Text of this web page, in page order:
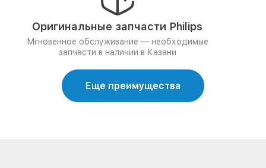
Оригинальные запчасти Philips
Мгновенное обслуживание — необходимые
запчасти в наличии в Казани
Еще преимущества